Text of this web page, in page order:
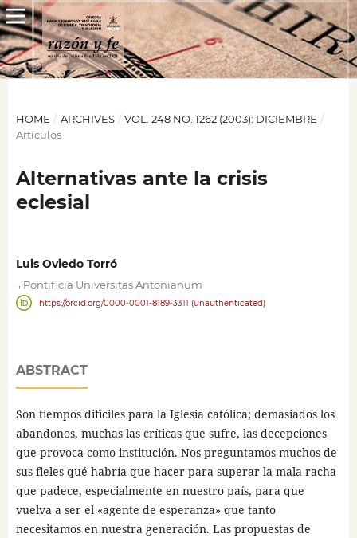
HOME / ARCHIVES / VOL. 248 NO. 1262 (2003): DICIEMBRE /
Artículos
Alternativas ante la crisis
eclesial
Luis Oviedo Torró
Pontificia Universitas Antonianum
https://orcid.org/0000-0001-8189-3311 (unauthenticated)
ABSTRACT
Son tiempos difíciles para la Iglesia católica; demasiados los
abandonos, muchas las críticas que sufre, las decepciones
que provoca como institución. Nos preguntamos muchos de
sus fieles qué habría que hacer para superar la mala racha
que padece, especialmente en nuestro país, para que
vuelva a ser el «agente de esperanza» que tanto
necesitamos en nuestra generación. Las propuestas de